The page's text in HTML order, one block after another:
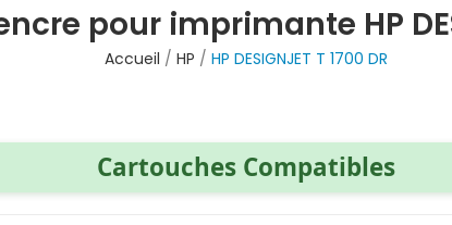
pour imprimante HP
Accueil HP
HP DESIGNJET T 1700 DR
Cartouches Compatibles